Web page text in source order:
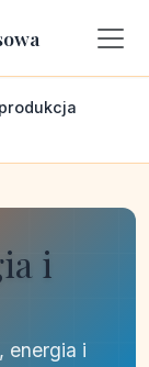
i
energia i